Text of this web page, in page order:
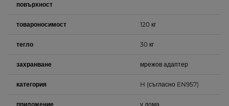
повърхност
товароносимост 120 кг
тегло 30 кг
захранване мрежов адаптер
категория H (съгласно EN957)
приложение у дома